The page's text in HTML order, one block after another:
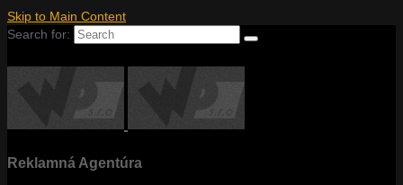
Skip to Main Content
Search for:
Reklamná Agentúra